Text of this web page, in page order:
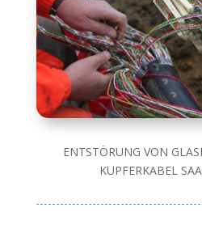
ENTSTÖRUNG VON
KUPFERKABEL